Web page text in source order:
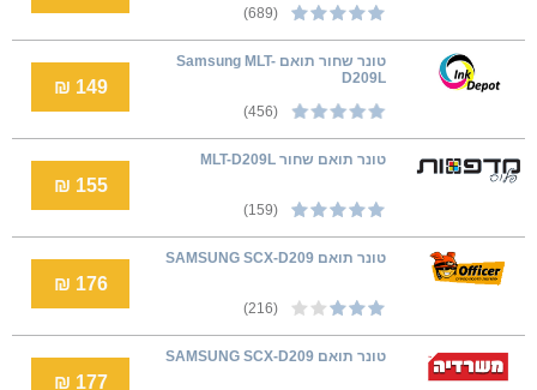
(689)
טונר שחור תואם Samsung MLT-
D209L
(456)
149 ₪
טונר תואם שחור MLT-D209L
(159)
155 ₪
טונר תואם SAMSUNG SCX-D209
(216)
176 ₪
טונר תואם SAMSUNG SCX-D209
177 ₪